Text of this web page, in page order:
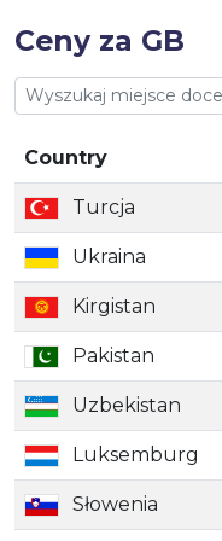
Ceny za GB
Country
Country
Turcja
Ukraina
Kirgistan
Pakistan
Uzbekistan
Luksemburg
Słowenia